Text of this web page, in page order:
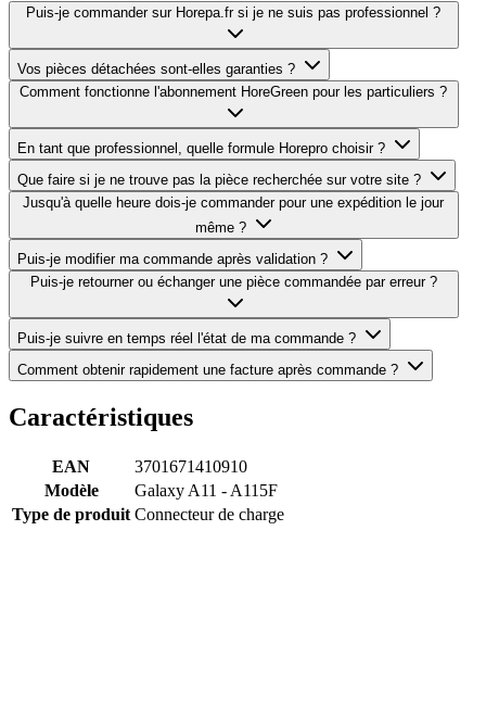
Puis-je commander sur Horepa.fr si je ne suis pas professionnel ?
Vos pièces détachées sont-elles garanties ?
Comment fonctionne l'abonnement HoreGreen pour les particuliers ?
En tant que professionnel, quelle formule Horepro choisir ?
Que faire si je ne trouve pas la pièce recherchée sur votre site ?
Jusqu'à quelle heure dois-je commander pour une expédition le jour
même ?
Puis-je modifier ma commande après validation ?
Puis-je retourner ou échanger une pièce commandée par erreur ?
Puis-je suivre en temps réel l'état de ma commande ?
Comment obtenir rapidement une facture après commande ?
Caractéristiques
EAN
3701671410910
Modèle
Galaxy A11 - A115F
Type de produit Connecteur de charge